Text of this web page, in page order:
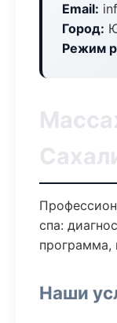
Email:
Город:
Режим
спа:
программа,
Наши